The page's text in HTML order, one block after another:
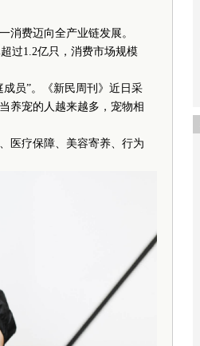
消费迈向全产业链发展。
过1.2亿只，消费市场规模
员”。《新民周刊》近日采
养宠的人越来越多，宠物相
医疗保障、美容寄养、行为